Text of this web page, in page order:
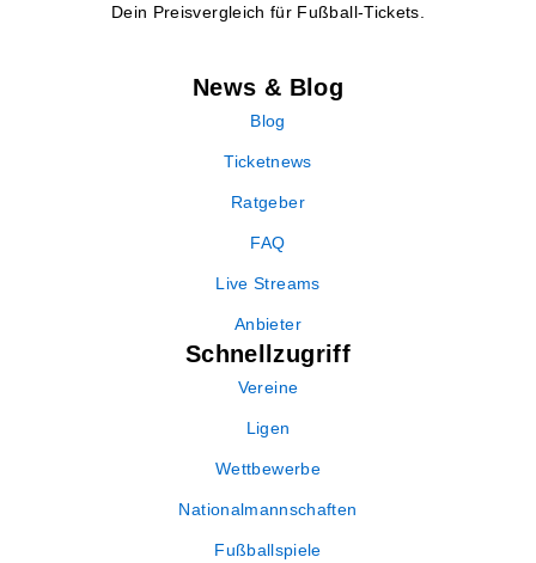
Dein Preisvergleich für Fußball-Tickets.
News & Blog
Blog
Ticketnews
Ratgeber
FAQ
Live Streams
Anbieter
Schnellzugriff
Vereine
Ligen
Wettbewerbe
Nationalmannschaften
Fußballspiele